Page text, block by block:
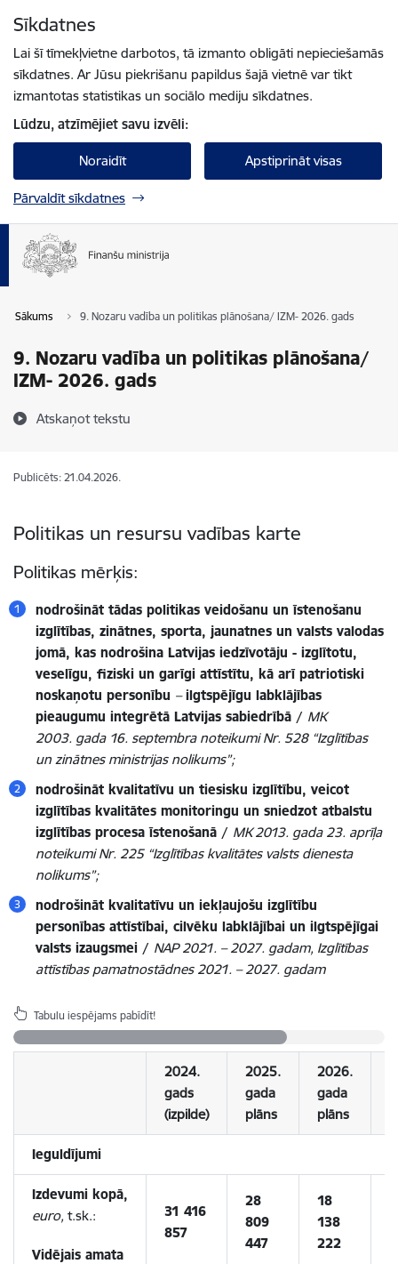
Sīkdatnes
Lai šī tīmekļvietne darbotos, tā izmanto obligāti nepieciešamās
sīkdatnes. Ar Jūsu piekrišanu papildus šajā vietnē var tikt
izmantotas statistikas un sociālo mediju sīkdatnes.
Lūdzu, atzīmējiet savu izvēli:
Noraidīt Apstiprināt visas
Pārvaldīt sīkdatnes
Sākums 9. Nozaru vadība un politikas plānošana/ IZM- 2026. gads
9. Nozaru vadība un politikas plānošana/
IZM- 2026. gads
Atskaņot tekstu
Publicēts: 21.04.2026.
Politikas un resursu vadības karte
Politikas mērķis:
nodrošināt tādas politikas veidošanu un īstenošanu
izglītības, zinātnes, sporta, jaunatnes un valsts valodas
jomā, kas nodrošina Latvijas iedzīvotāju - izglītotu,
veselīgu, fiziski un garīgi attīstītu, kā arī patriotiski
noskaņotu personību –ilgtspējīgu labklājības
pieaugumu integrētā Latvijas sabiedrībā / MK
2003. gada 16. septembra noteikumi Nr. 528 “Izglītības
un zinātnes ministrijas nolikums”;
nodrošināt kvalitatīvu un tiesisku izglītību, veicot
izglītības kvalitātes monitoringu un sniedzot atbalstu
izglītības procesa īstenošanā / MK 2013. gada 23. aprīļa
noteikumi Nr. 225 “Izglītības kvalitātes valsts dienesta
nolikums”;
nodrošināt kvalitatīvu un iekļaujošu izglītību
personības attīstībai, cilvēku labklājībai un ilgtspējīgai
valsts izaugsmei / NAP2021. – 2027. gadam, Izglītības
attīstības pamatnostādnes 2021. – 2027. gadam
Tabulu iespējams pabīdīt!
2024.
gads
(izpilde)
2025.
gada
plāns
2026.
gada
plāns
Ieguldījumi
Izdevumi kopā,
euro, t.sk.:
Vidējais amata
31 416
857
28
809
447
18
138
222